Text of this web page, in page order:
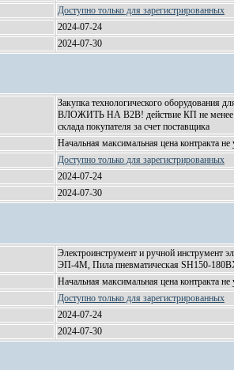
Доступно только для зарегистрированных
2024-07-24
2024-07-30
Закупка технологического
ВЛОЖИТЬ НА В2В! действие КП не менее
склада покупателя за счет поставщика
Начальная максимальная цена контракта не
Доступно только для зарегистрированных
2024-07-24
2024-07-30
Электроинструмент и ручной инструмент
ЭП-4М, Пила пневматическая SH150-
Начальная максимальная цена контракта не
Доступно только для зарегистрированных
2024-07-24
2024-07-30